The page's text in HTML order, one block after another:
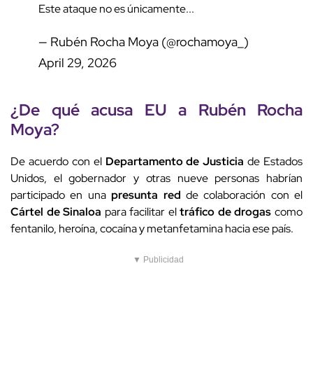
Este ataque no es únicamente...
— Rubén Rocha Moya (@rochamoya_)
April 29, 2026
¿De qué acusa EU a Rubén Rocha
Moya?
De acuerdo con el Departamento de Justicia de Estados
Unidos, el gobernador y otras nueve personas habrían
participado en unapresunta red de colaboración con el
Cártel de Sinaloa para facilitar eltráfico de drogas como
fentanilo, heroína, cocaína y metanfetamina hacia ese país.
▼ Publicidad